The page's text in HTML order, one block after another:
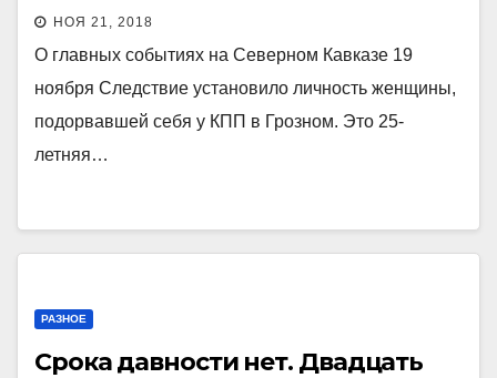
НОЯ 21, 2018
О главных событиях на Северном Кавказе 19
ноября Следствие установило личность женщины,
подорвавшей себя у КПП в Грозном. Это 25-
летняя…
РАЗНОЕ
Срока давности нет. Двадцать